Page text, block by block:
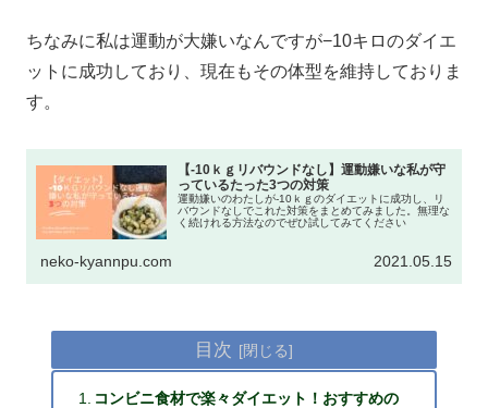
ちなみに私は運動が大嫌いなんですが−10キロのダイエ
ットに成功しており、現在もその体型を維持しておりま
す。
【-10ｋｇリバウンドなし】運動嫌いな私が守
っているたった3つの対策
運動嫌いのわたしが-10ｋｇのダイエットに成功し、リ
バウンドなしでこれた対策をまとめてみました。無理な
く続けれる方法なのでぜひ試してみてください
neko-kyannpu.com 2021.05.15
目次
コンビニ食材で楽々ダイエット！おすすめの